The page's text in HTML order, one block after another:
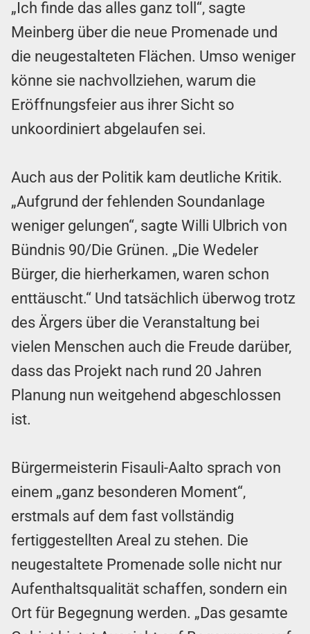
„Ich finde das alles ganz toll“, sagte
Meinberg über die neue Promenade und
die neugestalteten Flächen. Umso weniger
könne sie nachvollziehen, warum die
Eröffnungsfeier aus ihrer Sicht so
unkoordiniert abgelaufen sei.
Auch aus der Politik kam deutliche Kritik.
„Aufgrund der fehlenden Soundanlage
weniger gelungen“, sagte Willi Ulbrich von
Bündnis 90/Die Grünen. „Die Wedeler
Bürger, die hierherkamen, waren schon
enttäuscht.“ Und tatsächlich überwog trotz
des Ärgers über die Veranstaltung bei
vielen Menschen auch die Freude darüber,
dass das Projekt nach rund 20 Jahren
Planung nun weitgehend abgeschlossen
ist.
Bürgermeisterin Fisauli-Aalto sprach von
einem „ganz besonderen Moment“,
erstmals auf dem fast vollständig
fertiggestellten Areal zu stehen. Die
neugestaltete Promenade solle nicht nur
Aufenthaltsqualität schaffen, sondern ein
Ort für Begegnung werden. „Das gesamte